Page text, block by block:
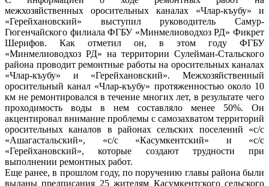
межхозяйственных оросительных каналах «Члар-къубу» и
«Герейхановский» выступил руководитель Самур-
Гюгенчайского филиала ФГБУ «Минмелиоводхоз РД» Фикрет
Шерифов. Как отметил он, в этом году ФГБУ
«Минмелиоводхоз РД» на территории Сулейман-Стальского
района проводит ремонтные работы на оросительных каналах
«Члар-къубу» и «Герейхановский». Межхозяйственный
оросительный канал «Члар-къубу» протяженностью около 10
км не ремонтировался в течение многих лет, в результате чего
проходимость воды в нем составляло менее 50%. Он
акцентировал внимание проблемы с самозахватом территорий
оросительных каналов в районах сельских поселений «с/с
«Ашагастальский», «с/с «Касумкентский» и «с/с
«Герейхановский», которые создают трудности при
выполнении ремонтных работ.
Еще ранее, в прошлом году, по поручению главы района были
выданы предписания 25 жителям Касумкентского сельского